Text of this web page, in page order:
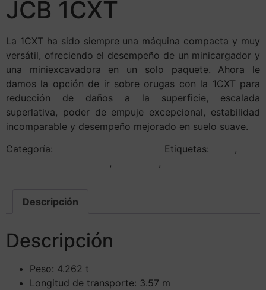
JCB 1CXT
La 1CXT ha sido siempre una máquina compacta y muy
versátil, ofreciendo el desempeño de un minicargador y
una miniexcavadora en un solo paquete. Ahora le
damos la opción de ir sobre orugas con la 1CXT para
reducción de daños a la superficie, escalada
superlativa, poder de empuje excepcional, estabilidad
incomparable y desempeño mejorado en suelo suave.
Categoría:
Etiquetas:
,
, ,
Descripción
Descripción
Peso: 4.262 t
Longitud de transporte: 3.57 m